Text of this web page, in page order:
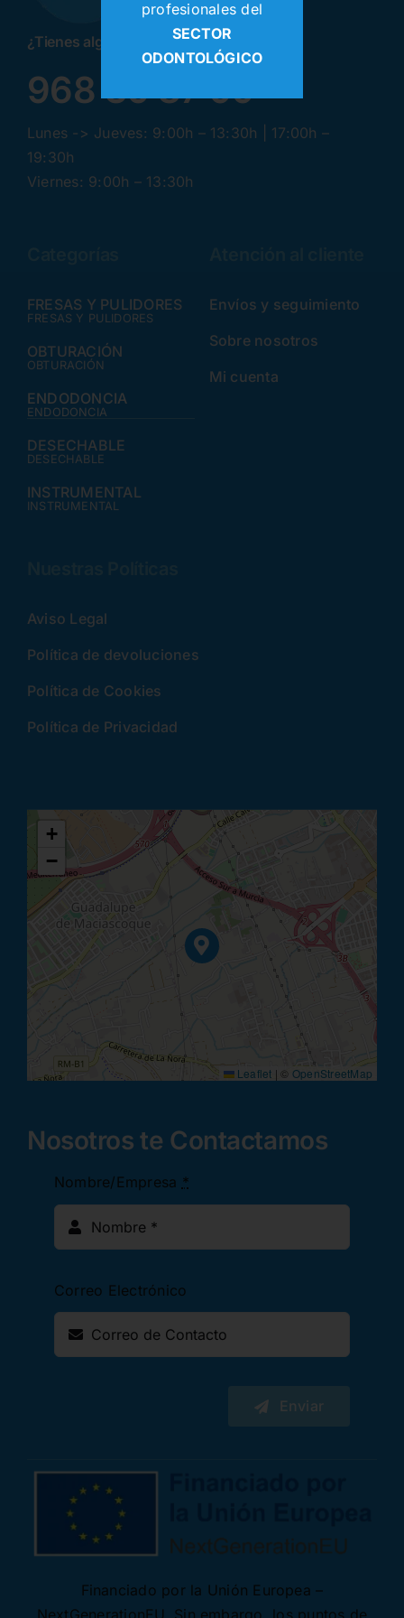
¿Tienes alguna pregunta? ¡Llamanos!
968 30 87 99
Lunes -> Jueves: 9:00h – 13:30h | 17:00h –
19:30h
Viernes: 9:00h – 13:30h
FRESAS Y PULIDORES
FRESAS Y PULIDORES
OBTURACIÓN
OBTURACIÓN
ENDODONCIA
ENDODONCIA
DESECHABLE
DESECHABLE
INSTRUMENTAL
INSTRUMENTAL
Envíos y seguimiento
Sobre nosotros
Mi cuenta
Aviso Legal
Política de devoluciones
Política de Cookies
Política de Privacidad
+
−
Leaflet | © OpenStreetMap
Nosotros te Contactamos
Nombre/Empresa *
Correo Electrónico
Enviar
Financiado por la Unión Europea –
NextGenerationEU. Sin embargo, los puntos de
profesionales del
SECTOR
ODONTOLÓGICO